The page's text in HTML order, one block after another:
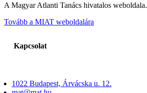
A Magyar Atlanti Tanács hivatalos weboldala.
Tovább a MIAT weboldalára
Kapcsolat
1022 Budapest, Árvácska u. 12.